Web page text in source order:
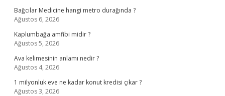
Bağcılar Medicine hangi metro durağında ?
Ağustos 6, 2026
Kaplumbağa amfibi midir ?
Ağustos 5, 2026
Ava kelimesinin anlamı nedir ?
Ağustos 4, 2026
1 milyonluk eve ne kadar konut kredisi çıkar ?
Ağustos 3, 2026